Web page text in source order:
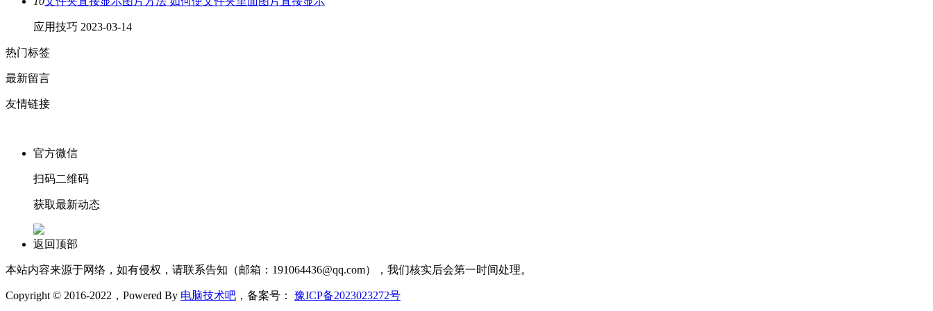
应用技巧 2023-03-14
热门标签
最新留言
友情链接
官方微信
扫码二维码
获取最新动态
返回顶部
本站内容来源于网络，如有侵权，请联系告知（邮箱：191064436@qq.com），我们核实后会第一时间处理。
Copyright © 2016-2022，Powered By 电脑技术吧 ，备案号： 豫ICP备2023023272号